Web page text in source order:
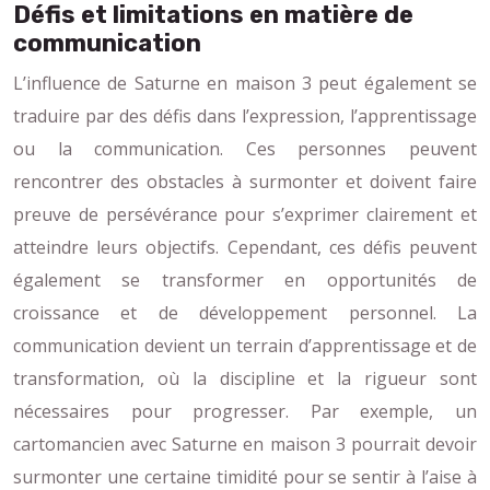
Défis et limitations en matière de
communication
L’influence de Saturne en maison 3 peut également se
traduire par des défis dans l’expression, l’apprentissage
ou la communication. Ces personnes peuvent
rencontrer des obstacles à surmonter et doivent faire
preuve de persévérance pour s’exprimer clairement et
atteindre leurs objectifs. Cependant, ces défis peuvent
également se transformer en opportunités de
croissance et de développement personnel. La
communication devient un terrain d’apprentissage et de
transformation, où la discipline et la rigueur sont
nécessaires pour progresser. Par exemple, un
cartomancien avec Saturne en maison 3 pourrait devoir
surmonter une certaine timidité pour se sentir à l’aise à